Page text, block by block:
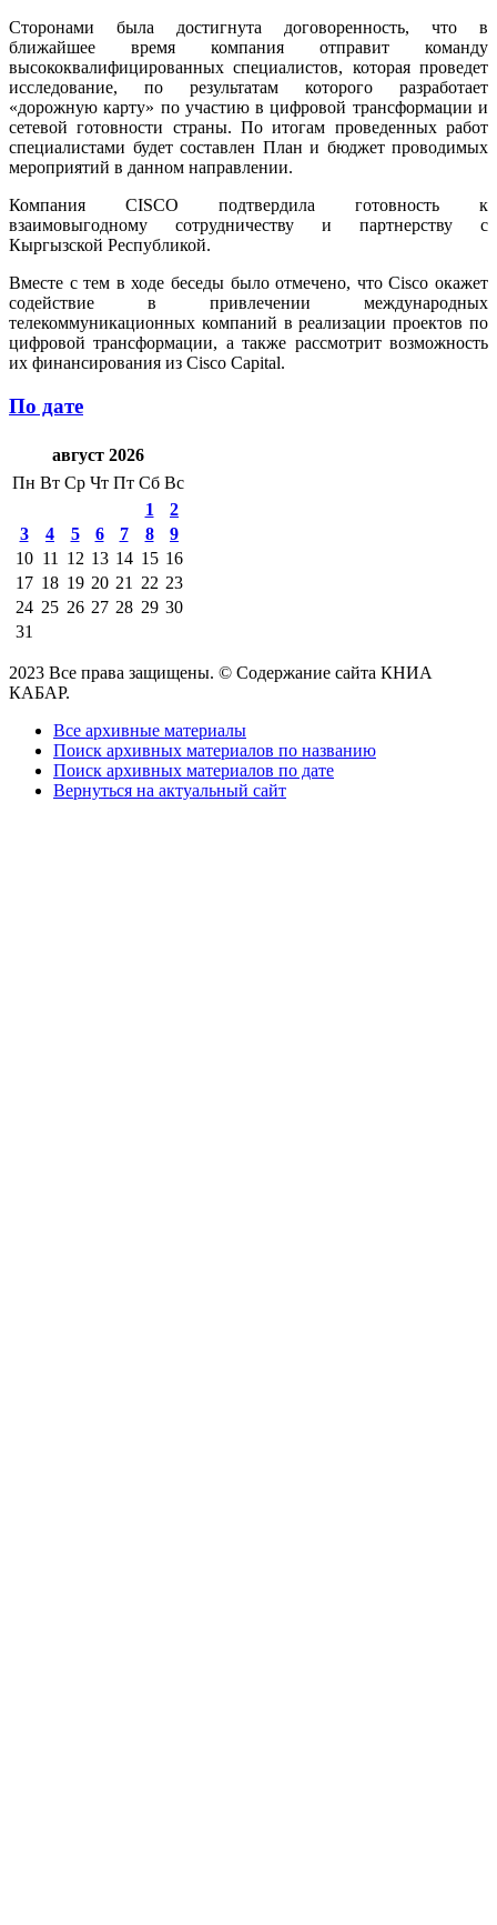
Сторонами была достигнута договоренность, что в
ближайшее время компания отправит команду
высококвалифицированных специалистов, которая проведет
исследование, по результатам которого разработает
«дорожную карту» по участию в цифровой трансформации и
сетевой готовности страны. По итогам проведенных работ
специалистами будет составлен План и бюджет проводимых
мероприятий в данном направлении.
Компания CISCO подтвердила готовность к
взаимовыгодному сотрудничеству и партнерству с
Кыргызской Республикой.
Вместе с тем в ходе беседы было отмечено, что Cisco окажет
содействие в привлечении международных
телекоммуникационных компаний в реализации проектов по
цифровой трансформации, а также рассмотрит возможность
их финансирования из Cisco Capital.
По дате
август 2026
Пн Вт Ср Чт Пт Сб Вс
1
2
3
4 5 6 7 8
9
10 11 12 13 14 15 16
17 18 19 20 21 22 23
24 25 26 27 28 29 30
31
2023 Все права защищены. © Содержание сайта КНИА
КАБАР.
Все архивные материалы
Поиск архивных материалов по названию
Поиск архивных материалов по дате
Вернуться на актуальный сайт